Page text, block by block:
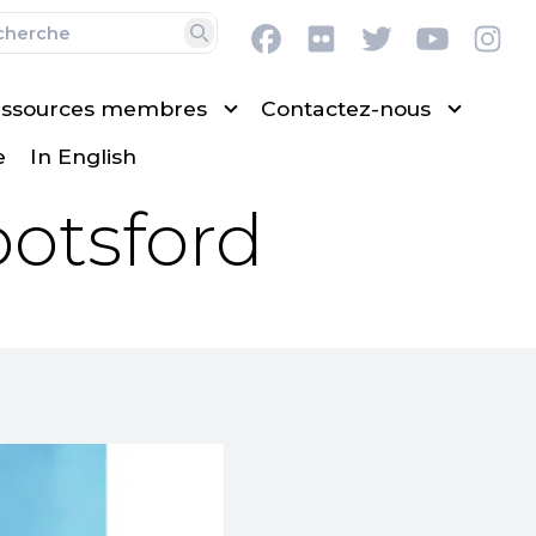
Recherche
Facebook
Flickr Twitter
membres
Contactez-nous
In English